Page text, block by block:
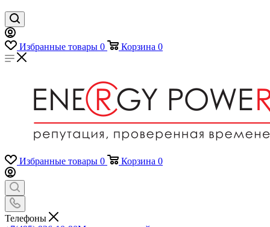
Избранные товары 0 Корзина 0
Избранные товары 0 Корзина 0
Телефоны